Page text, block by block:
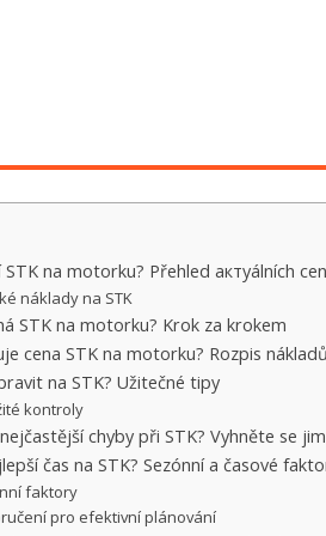
na motorku? Přehled актуálních cen
náklady na STK
STK na motorku? Krok za krokem
cena STK na motorku? Rozpis nákladů
na STK? Užitečné tipy
kontroly
chyby při STK? Vyhněte se jim
čas na STK? Sezónní a časové
faktory
pro efektivní plánování